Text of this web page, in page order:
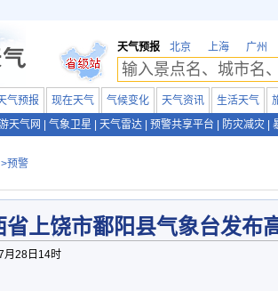
天气预报 北京 上海 广州
气预报 现在天气 气候变化 天气资讯 生活天气
天气网 气象卫星 天气雷达 预警共享平台 防灾减灾
>预警
省上饶市鄱阳县气象台发布
月28日14时